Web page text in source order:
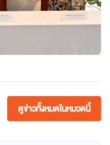
ดูข่าวทั้งหมดในหมวดนี้